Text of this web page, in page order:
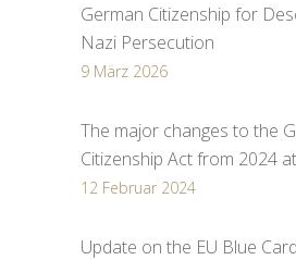
German Citizenship for
Nazi Persecution
9 März 2026
The major changes to the
Citizenship Act from 2024
12 Februar 2024
Update on the EU Blue